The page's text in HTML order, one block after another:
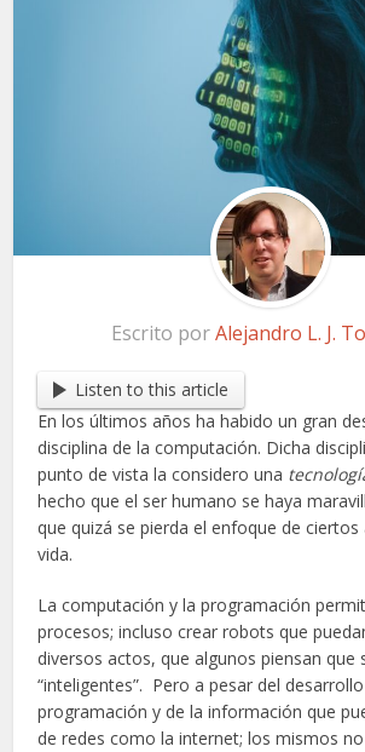
Escrito porAlejandro L. J.
Listen to this article
En los últimos años ha habido un gran
disciplina de la computación. Dicha
punto de vista la considero una
hecho que el ser humano se haya
que quizá se pierda el enfoque de ciertos
vida.
La computación y la programación
procesos; incluso crear robots que
diversos actos, que algunos piensan que
“inteligentes”. Pero a pesar del
programación y de la información que
de redes como la internet; los mismos